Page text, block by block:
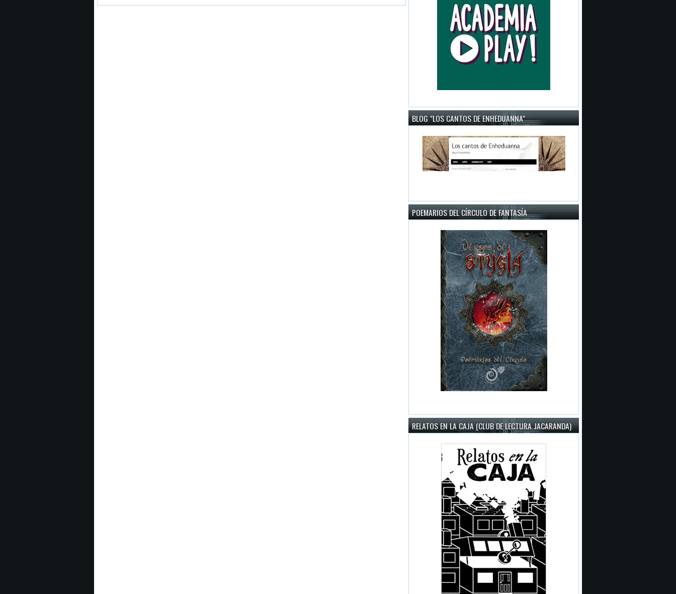
BLOG "LOS CANTOS DE ENHEDUANNA"
POEMARIOS DEL CÍRCULO DE FANTASÍA
RELATOS EN LA CAJA (CLUB DE LECTURA JACARANDA)